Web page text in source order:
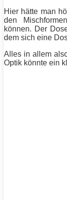
Hier hätte man
den
können. Der
dem sich eine
Alles in allem
Optik könnte ein